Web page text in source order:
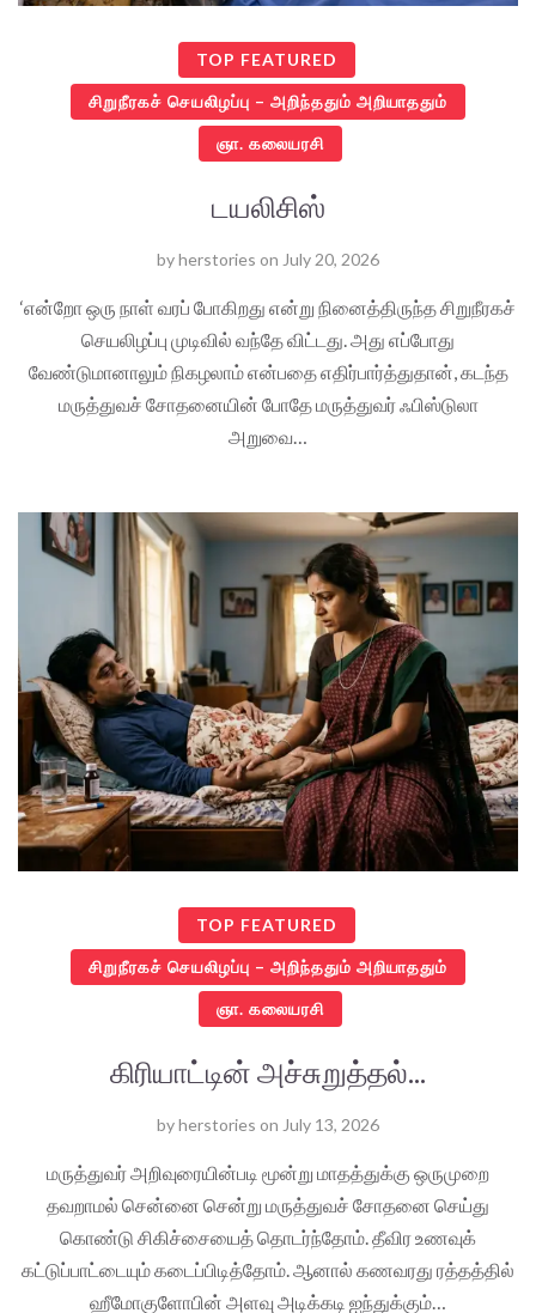
TOP FEATURED
சிறுநீரகச் செயலிழப்பு – அறிந்ததும் அறியாததும்
ஞா. கலையரசி
டயலிசிஸ்
byherstories on July 20, 2026
‘என்றோ ஒரு நாள் வரப் போகிறது என்று நினைத்திருந்த சிறுநீரகச்
செயலிழப்பு முடிவில் வந்தே விட்டது. அது எப்போது
வேண்டுமானாலும் நிகழலாம் என்பதை எதிர்பார்த்துதான், கடந்த
மருத்துவச் சோதனையின் போதே மருத்துவர் ஃபிஸ்டுலா
அறுவை…
TOP FEATURED
சிறுநீரகச் செயலிழப்பு – அறிந்ததும் அறியாததும்
ஞா. கலையரசி
கிரியாட்டின் அச்சுறுத்தல்...
byherstories on July 13, 2026
மருத்துவர் அறிவுரையின்படி மூன்று மாதத்துக்கு ஒருமுறை
தவறாமல் சென்னை சென்று மருத்துவச் சோதனை செய்து
கொண்டு சிகிச்சையைத் தொடர்ந்தோம். தீவிர உணவுக்
கட்டுப்பாட்டையும் கடைப்பிடித்தோம். ஆனால் கணவரது ரத்தத்தில்
ஹீமோகுளோபின் அளவு அடிக்கடி ஐந்துக்கும்…